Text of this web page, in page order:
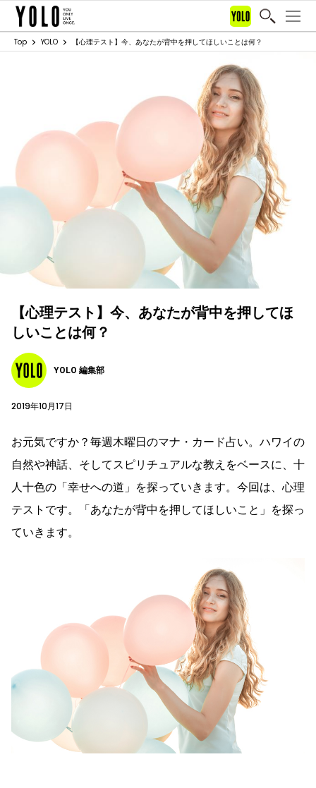
Top YOLO 【心理テスト】今、あなたが背中を押してほしいことは何？
【心理テスト】今、あなたが背中を押してほ
しいことは何？
YOLO 編集部
2019年10月17日
お元気ですか？毎週木曜日のマナ・カード占い。ハワイの
自然や神話、そしてスピリチュアルな教えをベースに、十
人十色の「幸せへの道」を探っていきます。今回は、心理
テストです。「あなたが背中を押してほしいこと」を探っ
ていきます。